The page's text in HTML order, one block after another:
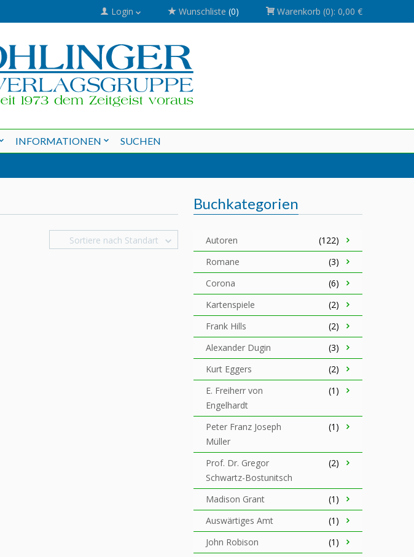
Login Wunschliste (0) Warenkorb (0): 0,00 €
INFORMATIONEN SUCHEN
Sortiere nach Standart
Buchkategorien
Autoren
(122)
Romane
(3)
Corona
(6)
Kartenspiele
(2)
Frank Hills
(2)
Alexander Dugin
(3)
Kurt Eggers
(2)
E. Freiherr von
Engelhardt
(1)
Peter Franz Joseph
Müller
(1)
Prof. Dr. Gregor
Schwartz-Bostunitsch
(2)
Madison Grant
(1)
Auswärtiges Amt
(1)
John Robison
(1)